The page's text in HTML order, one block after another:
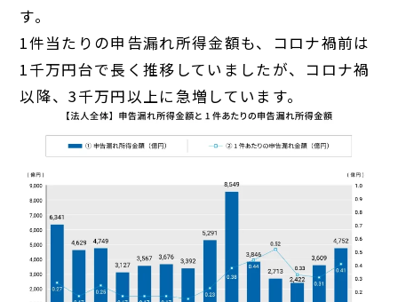
す。
1件当たりの申告漏れ所得金額も、コロナ禍前は
1千万円台で長く推移していましたが、コロナ禍
以降、3千万円以上に急増しています。